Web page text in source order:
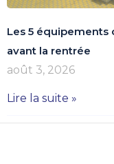
Les 5 équipements
avant la rentrée
août 3, 2026
Lire la suite »